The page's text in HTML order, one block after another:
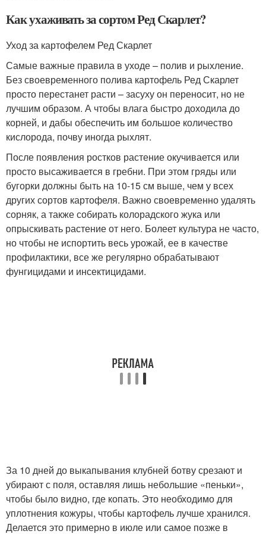
Как ухаживать за сортом Ред Скарлет?
Уход за картофелем Ред Скарлет
Самые важные правила в уходе – полив и рыхление.
Без своевременного полива картофель Ред Скарлет
просто перестанет расти – засуху он переносит, но не
лучшим образом. А чтобы влага быстро доходила до
корней, и дабы обеспечить им большое количество
кислорода, почву иногда рыхлят.
После появления ростков растение окучивается или
просто высаживается в гребни. При этом гряды или
бугорки должны быть на 10-15 см выше, чем у всех
других сортов картофеля. Важно своевременно удалять
сорняк, а также собирать колорадского жука или
опрыскивать растение от него. Болеет культура не часто,
но чтобы не испортить весь урожай, ее в качестве
профилактики, все же регулярно обрабатывают
фунгицидами и инсектицидами.
За 10 дней до выкапывания клубней ботву срезают и
убирают с поля, оставляя лишь небольшие «пеньки»,
чтобы было видно, где копать. Это необходимо для
уплотнения кожуры, чтобы картофель лучше хранился.
Делается это примерно в июле или самое позже в